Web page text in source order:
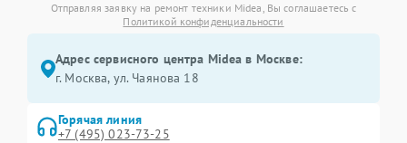
Отправляя заявку на ремонт техники Midea, Вы соглашаетесь с
Политикой конфиденциальности
Адрес сервисного центра Midea в Москве:
г. Москва, ул. Чаянова 18
Горячая линия
+7 (495) 023-73-25